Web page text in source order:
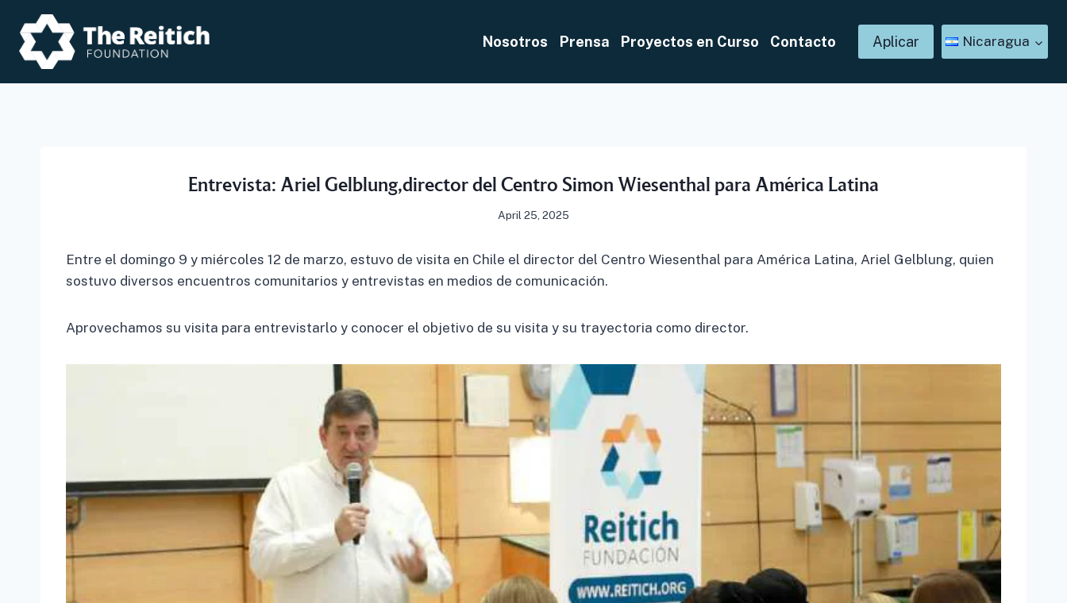
content
Nosotros Prensa Proyectos en Curso Contacto Aplicar Nicaragua
Entrevista: Ariel Gelblung,director del Centro Simon Wiesenthal para América Latina
April 25, 2025
Entre el domingo 9 y miércoles 12 de marzo, estuvo de visita en Chile el director del Centro Wiesenthal para América Latina, Ariel Gelblung, quien
sostuvo diversos encuentros comunitarios y entrevistas en medios de comunicación.
Aprovechamos su visita para entrevistarlo y conocer el objetivo de su visita y su trayectoria como director.